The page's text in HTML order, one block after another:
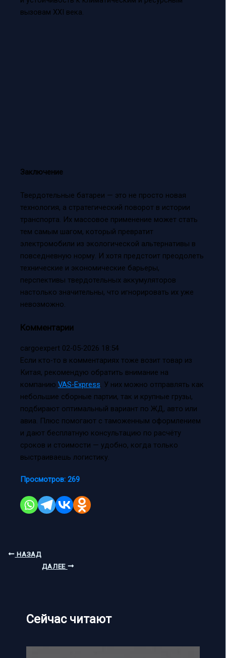
вызовам XXI века.
Заключение
Твердотельные батареи — это не просто новая
технология, а стратегический поворот в истории
транспорта. Их массовое применение может стать
тем самым шагом, который превратит
электромобили из экологической альтернативы в
повседневную норму. И хотя предстоит преодолеть
технические и экономические барьеры,
перспективы твердотельных аккумуляторов
настолько значительны, что игнорировать их уже
невозможно.
Комментарии
cargoexpert 02-05-2026 18:54
Если кто-то в комментариях тоже возит товар из
Китая, рекомендую обратить внимание на
компанию VAS-Express. У них можно отправлять как
небольшие сборные партии, так и крупные грузы,
подбирают оптимальный вариант по ЖД, авто или
авиа. Плюс помогают с таможенным оформлением
и дают бесплатную консультацию по расчёту
сроков и стоимости — удобно, когда только
выстраиваешь логистику.
Просмотров: 269
НАЗАД
ДАЛЕЕ
Сейчас читают